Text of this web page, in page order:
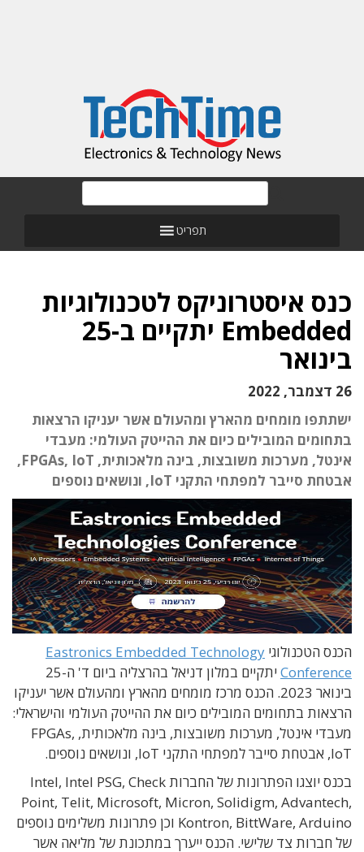
תפריט
כנס איסטרוניקס לטכנולוגיות
Embedded יתקיים ב-25
בינואר
26 דצמבר, 2022
ישתתפו מומחים מהארץ ומהעולם אשר יעניקו הרצאות
בתחומים המובילים כיום את ההייטק העולמי: מעבדי
אינטל, מערכות משובצות, בינה מלאכותית, FPGAs, IoT,
אבטחת סייבר למפתחי התקני IoT, ונושאים נוספים
הכנס הטכנולוגי Eastronics Embedded Technology
Conference
יתקיים במלון דניאל בהרצליה ביום ד' ה-25
בינואר 2023. הכנס מרכז מומחים מהארץ ומהעולם אשר יעניקו
הרצאות בתחומים המובילים כיום את ההייטק העולמי והישראלי:
מעבדי אינטל, מערכות משובצות, בינה מלאכותית, FPGAs,
IoT, אבטחת סייבר למפתחי התקני IoT, ונושאים נוספים.
בכנס יוצגו הפתרונות של החברות Intel, Intel PSG, Check
Point, Telit, Microsoft, Micron, Solidigm, Advantech,
Kontron, BittWare, Arduino וכן פתרונות משלימים נוספים
של חברות צד שלישי. הכנס ייערך במתכונת של מליאה אשר